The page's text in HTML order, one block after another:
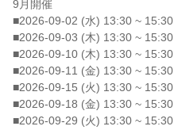
9月開催
■2026-09-02 (水) 13:30 ~ 15:30
■2026-09-03 (木) 13:30 ~ 15:30
■2026-09-10 (木) 13:30 ~ 15:30
■2026-09-11 (金) 13:30 ~ 15:30
■2026-09-15 (火) 13:30 ~ 15:30
■2026-09-18 (金) 13:30 ~ 15:30
■2026-09-29 (火) 13:30 ~ 15:30